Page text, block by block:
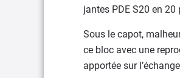
jantes PDE S20 en 20
Sous le capot,
ce bloc avec une
apportée sur